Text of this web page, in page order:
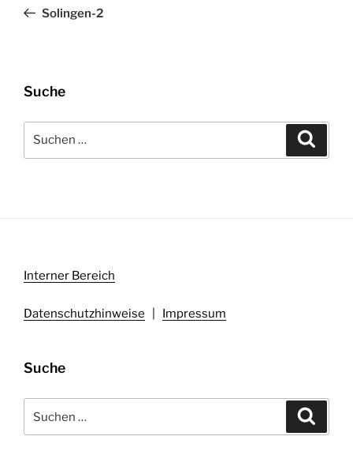
Beitrag
Solingen-2
Suche
nach:
Interner Bereich
Datenschutzhinweise Impressum
Suche
nach: